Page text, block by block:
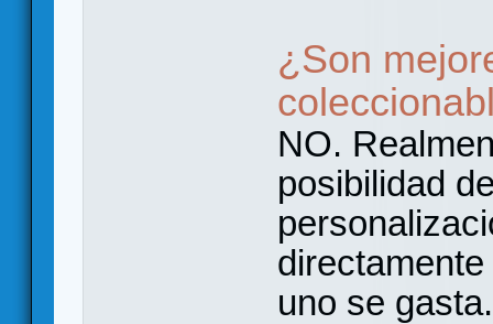
¿Son
NO.
posibilidad
uno se gasta.